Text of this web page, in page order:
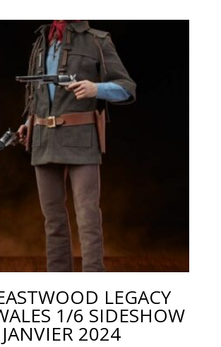
LEGACY
1/6 SIDESHOW
2024